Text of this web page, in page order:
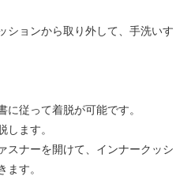
ョンから取り外して、手洗いす
従って着脱が可能です。
ます。
ナーを開けて、インナークッシ
ます。